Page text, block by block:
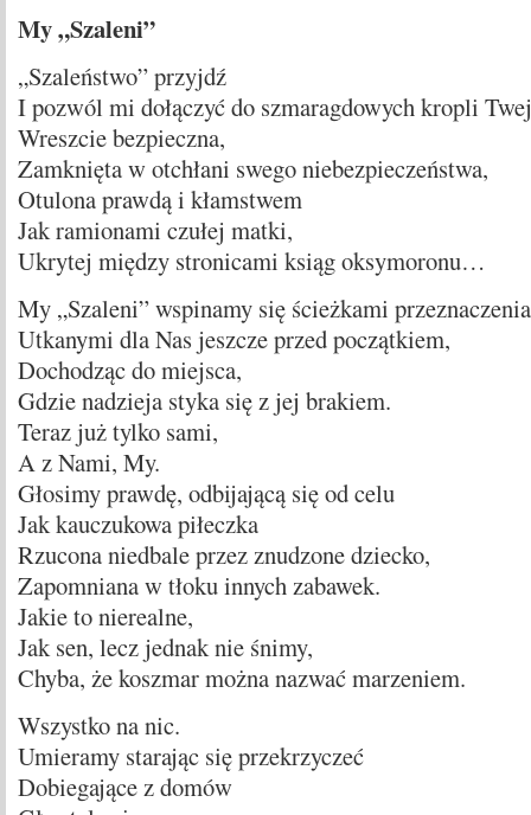
My „Szaleni”
„Szaleństwo” przyjdź
I pozwól mi dołączyć do szmaragdowych kropli
Wreszcie bezpieczna,
Zamknięta w otchłani swego niebezpieczeństwa,
Otulona prawdą i kłamstwem
Jak ramionami czułej matki,
Ukrytej między stronicami ksiąg oksymoronu…
My „Szaleni” wspinamy się ścieżkami
Utkanymi dla Nas jeszcze przed początkiem,
Dochodząc do miejsca,
Gdzie nadzieja styka się z jej brakiem.
Teraz już tylko sami,
A z Nami, My.
Głosimy prawdę, odbijającą się od celu
Jak kauczukowa piłeczka
Rzucona niedbale przez znudzone dziecko,
Zapomniana w tłoku innych zabawek.
Jakie to nierealne,
Jak sen, lecz jednak nie śnimy,
Chyba, że koszmar można nazwać marzeniem.
Wszystko na nic.
Umieramy starając się przekrzyczeć
Dobiegające z domów